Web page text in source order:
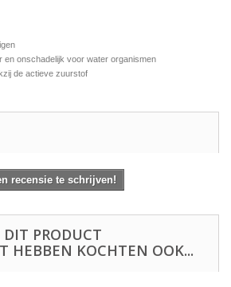
en onschadelijk voor water organismen
de actieve zuurstof
recensie te schrijven!
PRODUCT
HEBBEN KOCHTEN OOK...